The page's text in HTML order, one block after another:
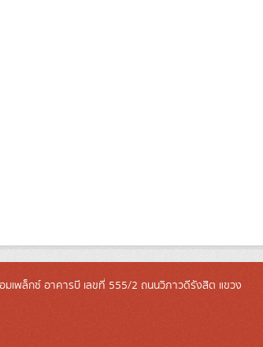
เพล็กซ์ อาคารบี เลขที่ 555/2 ถนนวิภาวดีรังสิต แขวง